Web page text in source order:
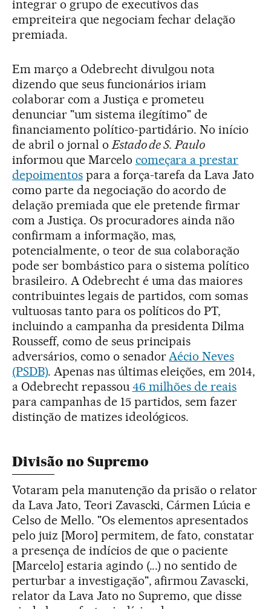
integrar o grupo de executivos das
empreiteira que negociam fechar delação
premiada.
Em março a Odebrecht divulgou nota
dizendo que seus funcionários iriam
colaborar com a Justiça e prometeu
denunciar "um sistema ilegítimo" de
financiamento político-partidário. No início
de abril o jornal o Estado de S. Paulo
informou que Marcelo começara a prestar
depoimentospara a força-tarefa da Lava Jato
como parte da negociação do acordo de
delação premiada que ele pretende firmar
com a Justiça. Os procuradores ainda não
confirmam a informação, mas,
potencialmente, o teor de sua colaboração
pode ser bombástico para o sistema político
brasileiro. A Odebrecht é uma das maiores
contribuintes legais de partidos, com somas
vultuosas tanto para os políticos do PT,
incluindo a campanha da presidenta Dilma
Rousseff, como de seus principais
adversários, como o senador Aécio Neves
(PSDB). Apenas nas últimas eleições, em 2014,
a Odebrecht repassou 46 milhões de reais
para campanhas de 15 partidos, sem fazer
distinção de matizes ideológicos.
Divisão no Supremo
Votaram pela manutenção da prisão o relator
da Lava Jato, Teori Zavascki, Cármen Lúcia e
Celso de Mello. "Os elementos apresentados
pelo juiz [Moro] permitem, de fato, constatar
a presença de indícios de que o paciente
[Marcelo] estaria agindo (...) no sentido de
perturbar a investigação", afirmou Zavascki,
relator da Lava Jato no Supremo, que disse